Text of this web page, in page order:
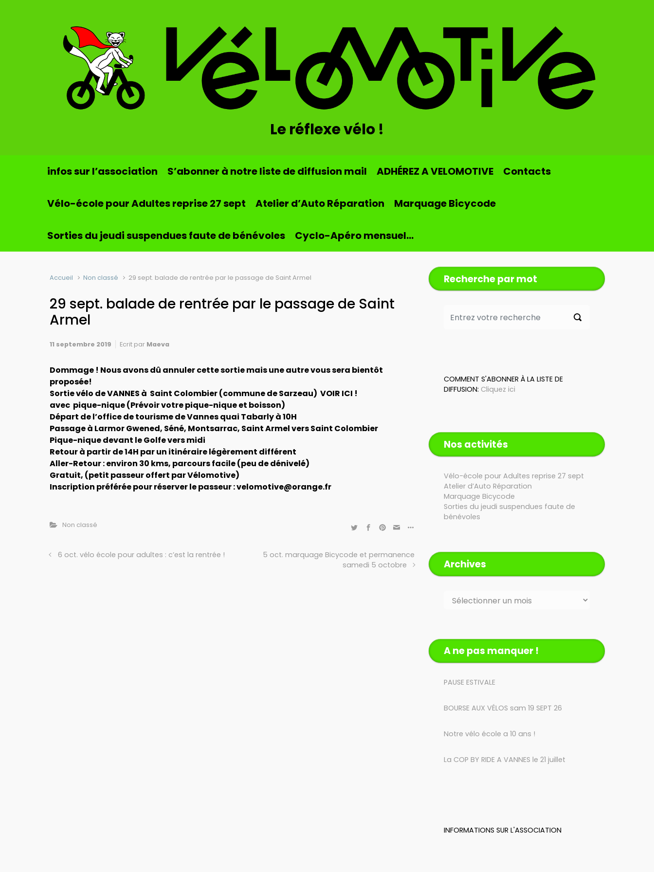
Le réflexe vélo !
infos sur l’association S’abonner à notre liste de diffusion mail ADHÉREZ A VELOMOTIVE Contacts
Vélo-école pour Adultes reprise 27 sept Atelier d’Auto Réparation Marquage Bicycode
Sorties du jeudi suspendues faute de bénévoles Cyclo-Apéro mensuel…
Accueil Non classé 29 sept. balade de rentrée par le passage de Saint Armel
29 sept. balade de rentrée par le passage de Saint
Armel
11 septembre 2019 Ecrit par Maeva
Dommage ! Nous avons dû annuler cette sortie mais une autre vous sera bientôt
proposée!
Sortie vélo de VANNES à Saint Colombier (commune de Sarzeau) VOIR ICI !
avec pique-nique (Prévoir votre pique-nique et boisson)
Départ de l’office de tourisme de Vannes quai Tabarly à 10H
Passage à Larmor Gwened, Séné, Montsarrac, Saint Armel vers Saint Colombier
Pique-nique devant le Golfe vers midi
Retour à partir de 14H par un itinéraire légèrement différent
Aller-Retour : environ 30 kms, parcours facile (peu de dénivelé)
Gratuit, (petit passeur offert par Vélomotive)
Inscription préférée pour réserver le passeur : velomotive@orange.fr
Non classé
6 oct. vélo école pour adultes : c’est la rentrée !
5 oct. marquage Bicycode et permanence
samedi 5 octobre
Recherche par mot
COMMENT S'ABONNER À LA LISTE DE
DIFFUSION: Cliquez ici
Nos activités
Vélo-école pour Adultes reprise 27 sept
Atelier d’Auto Réparation
Marquage Bicycode
Sorties du jeudi suspendues faute de
bénévoles
Archives
Archives
A ne pas manquer !
PAUSE ESTIVALE
BOURSE AUX VÉLOS sam 19 SEPT 26
Notre vélo école a 10 ans !
La COP BY RIDE A VANNES le 21 juillet
INFORMATIONS SUR L'ASSOCIATION